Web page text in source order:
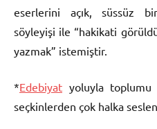
eserlerini açık, süssüz
söyleyişi ile “hakikati
yazmak” istemiştir.
*Edebiyat yoluyla toplumu
seçkinlerden çok halka